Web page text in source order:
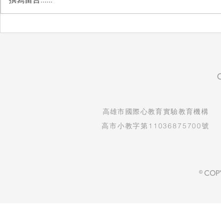
​高雄市國際心教育實驗教育機構
高市小教字第11036875700號
©